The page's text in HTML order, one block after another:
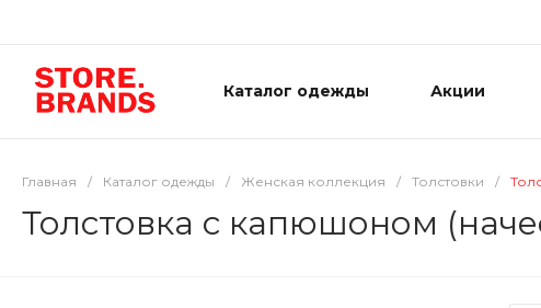
Каталог одежды Акции
Главная / Каталог одежды / Женская коллекция / Толстовки /
Толстовка с капюшоном